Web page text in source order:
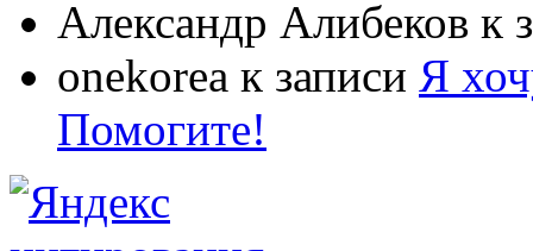
Александр Алибеков к
onekorea к записи Я
Помогите!